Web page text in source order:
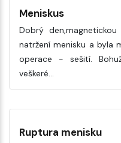
Meniskus
Dobrý
natržení menisku a byla
operace - sešití.
veškeré…
Ruptura menisku